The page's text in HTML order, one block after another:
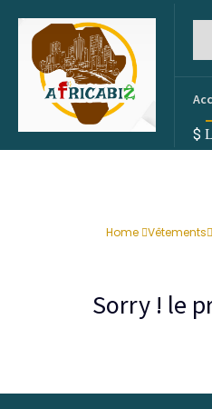
$
Home Vêtements
Sorry ! le